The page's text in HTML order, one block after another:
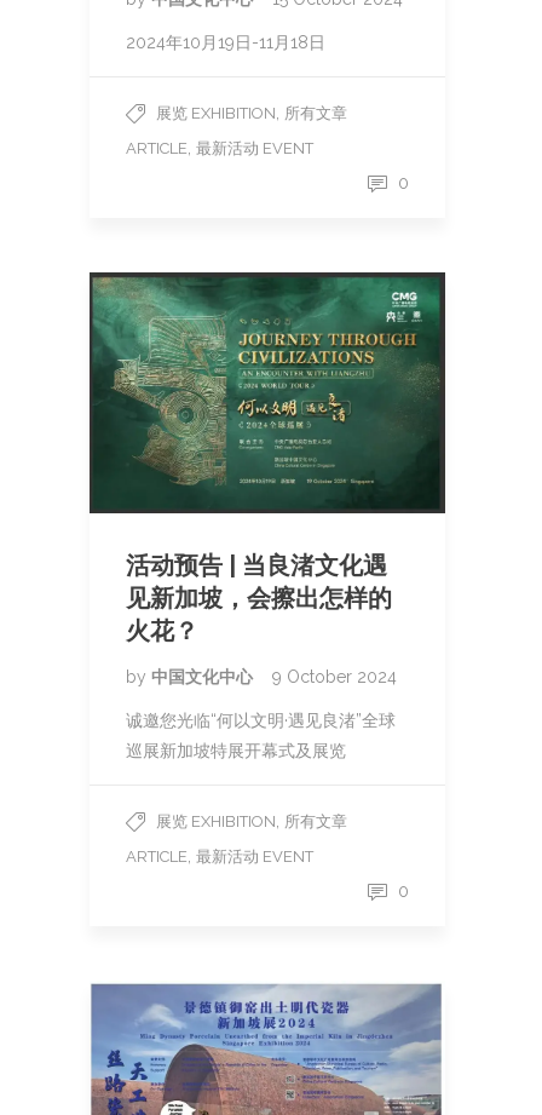
2024年10月19日-11月18日
展览 EXHIBITION 所有文章
ARTICLE 最新活动 EVENT
0
活动预告 | 当良渚文化遇
见新加坡，会擦出怎样的
火花？
by 中国文化中心 9 October 2024
诚邀您光临“何以文明·遇见良渚”全球
巡展新加坡特展开幕式及展览
展览 EXHIBITION 所有文章
ARTICLE 最新活动 EVENT
0